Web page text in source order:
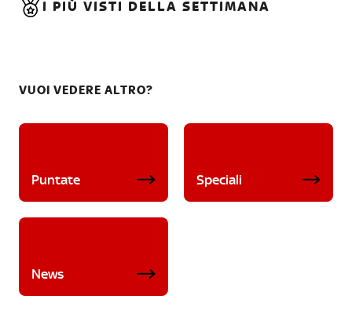
I PIÙ VISTI DELLA SETTIMANA
VUOI VEDERE ALTRO?
Puntate Speciali
News